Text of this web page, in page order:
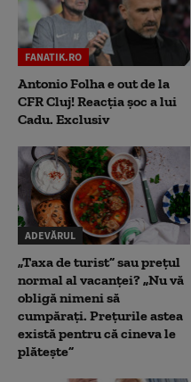
FANATIK.RO
Antonio Folha e out de la
CFR Cluj! Reacția șoc a lui
Cadu. Exclusiv
ADEVĂRUL
„Taxa de turist” sau prețul
normal al vacanței? „Nu vă
obligă nimeni să
cumpărați. Prețurile astea
există pentru că cineva le
plătește”